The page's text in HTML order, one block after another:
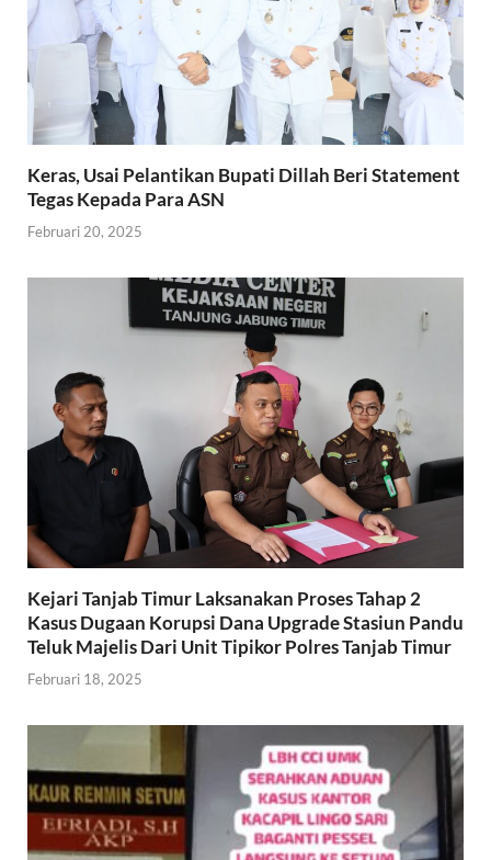
Keras, Usai Pelantikan Bupati Dillah Beri Statement
Tegas Kepada Para ASN
Februari 20, 2025
Kejari Tanjab Timur Laksanakan Proses Tahap 2
Kasus Dugaan Korupsi Dana Upgrade Stasiun Pandu
Teluk Majelis Dari Unit Tipikor Polres Tanjab Timur
Februari 18, 2025